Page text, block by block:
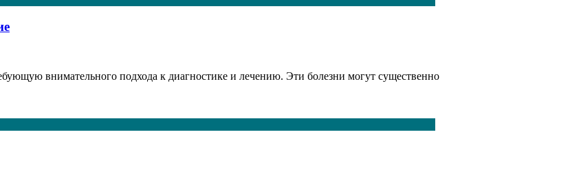
внимательного подхода к диагностике и лечению. Эти болезни могут существенно